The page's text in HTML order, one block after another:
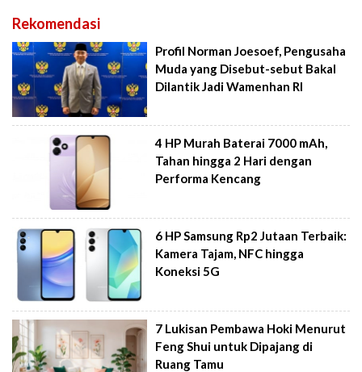
Rekomendasi
Profil Norman Joesoef, Pengusaha
Muda yang Disebut-sebut Bakal
Dilantik Jadi Wamenhan RI
4 HP Murah Baterai 7000 mAh,
Tahan hingga 2 Hari dengan
Performa Kencang
6 HP Samsung Rp2 Jutaan Terbaik:
Kamera Tajam, NFC hingga
Koneksi 5G
7 Lukisan Pembawa Hoki Menurut
Feng Shui untuk Dipajang di
Ruang Tamu